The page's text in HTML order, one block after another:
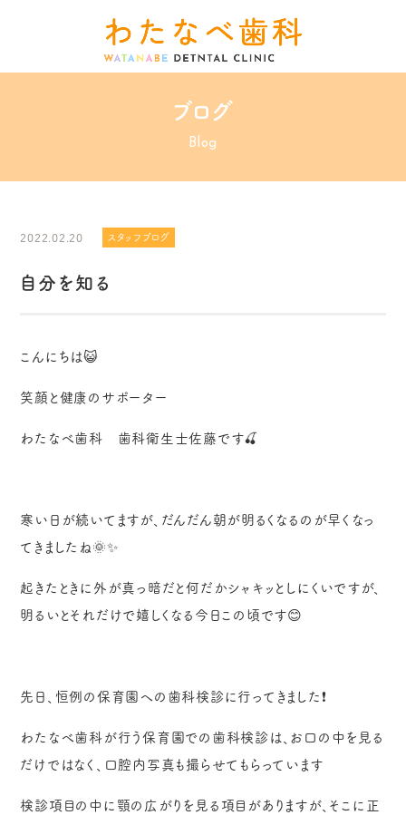
ブログ
Blog
2022.02.20 スタッフブログ
自分を知る
こんにちは😺
笑顔と健康のサポーター
わたなべ歯科 歯科衛生士佐藤です🍒
寒い日が続いてますが、だんだん朝が明るくなるのが早くなっ
てきましたね🌞✨
起きたときに外が真っ暗だと何だかシャキッとしにくいですが、
明るいとそれだけで嬉しくなる今日この頃です😊
先日、恒例の保育園への歯科検診に行ってきました❗
わたなべ歯科が行う保育園での歯科検診は、お口の中を見る
だけではなく、口腔内写真も撮らせてもらっています
検診項目の中に顎の広がりを見る項目がありますが、そこに正